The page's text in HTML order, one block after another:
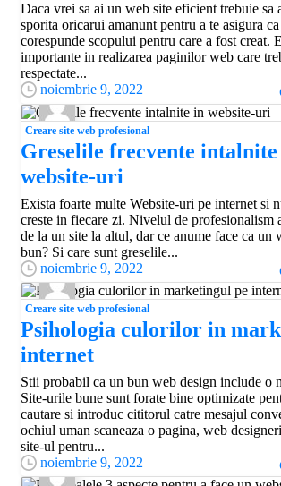
Daca vrei sa ai un web site eficient trebuie sa
sporita oricarui amanunt pentru a te asigura ca
corespunde scopului pentru care a fost creat.
importante in realizarea paginilor web care
respectate...
noiembrie 9, 2022
Creare site web profesional
Greselile frecvente
website-uri
Exista foarte multe Website-uri pe internet si
creste in fiecare zi. Nivelul de profesionalism
de la un site la altul, dar ce anume face ca un
bun? Si care sunt greselile...
noiembrie 9, 2022
Creare site web profesional
Psihologia culorilor in
internet
Stii probabil ca un bun web design include o
Site-urile bune sunt forate bine optimizate
cautare si introduc cititorul catre mesajul
ochiul uman scaneaza o pagina, web
site-ul pentru...
noiembrie 9, 2022